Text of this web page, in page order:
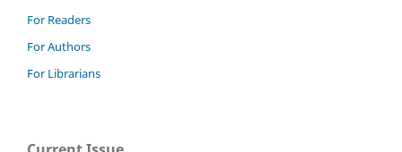
For Readers
For Authors
For Librarians